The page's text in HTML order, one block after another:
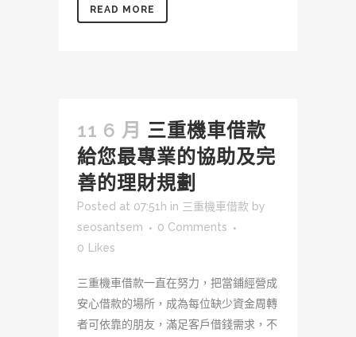
READ MORE
11 6 月 三重機車借款
給您最專業的協助及完
善的理財規劃
Posted at 07:51h in 三重機車借款 by
seosantsem
0 Comments
0 Likes
三重機車借款一直在努力，把當鋪經營成
安心借款的場所，成為每位缺少資金周轉
者可依靠的朋友，滿足客戶借錢需求，不